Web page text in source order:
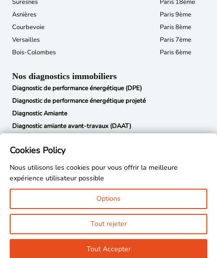
Asnières
Courbevoie
Versailles
Bois-Colombes
Paris 9ème
Paris 8ème
Paris 7ème
Paris 6ème
Nos diagnostics immobiliers
Diagnostic de performance énergétique (DPE)
Diagnostic de performance énergétique projeté
Diagnostic Amiante
Diagnostic amiante avant-travaux (DAAT)
État des risques et pollutions (ERP)
Métrage Loi Carrez
Constat des risques d’exposition au plomb (CREP)
Diagnostic électricité
Diagnostic copropriété
Cookies Policy
Nous utilisons les cookies pour vous offrir la meilleure
expérience utilisateur possible
Options
Tout rejeter
Tout Accepter